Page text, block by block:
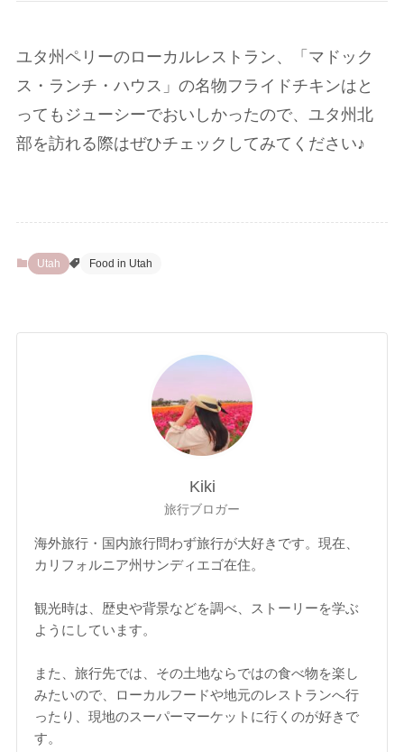
ユタ州ペリーのローカルレストラン、「マドック
ス・ランチ・ハウス」の名物フライドチキンはと
ってもジューシーでおいしかったので、ユタ州北
部を訪れる際はぜひチェックしてみてください♪
Utah Food in Utah
Kiki
旅行ブロガー
海外旅行・国内旅行問わず旅行が大好きです。現在、
カリフォルニア州サンディエゴ在住。
観光時は、歴史や背景などを調べ、ストーリーを学ぶ
ようにしています。
また、旅行先では、その土地ならではの食べ物を楽し
みたいので、ローカルフードや地元のレストランへ行
ったり、現地のスーパーマーケットに行くのが好きで
す。